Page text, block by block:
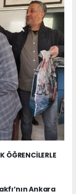
ÖĞRENCİLERLE
Ankara